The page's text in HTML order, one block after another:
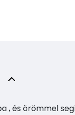
, és örömmel